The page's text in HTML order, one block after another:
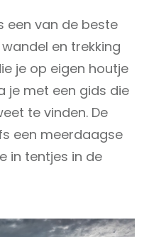
een van de beste
en trekking
je op eigen houtje
je met een gids die
te vinden. De
een meerdaagse
in tentjes in de